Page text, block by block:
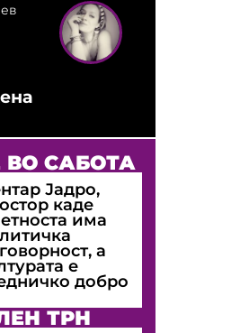
САБОТА
Јадро,
каде
има
а
е
добро
ТРН